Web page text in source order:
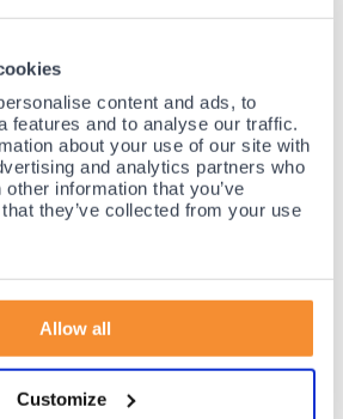
content and ads, to
features and to analyse our traffic.
about your use of our site with
and analytics partners who
information that you’ve
they’ve collected from your use
Allow all
Customize
thuis!
Nergens goedkoper!